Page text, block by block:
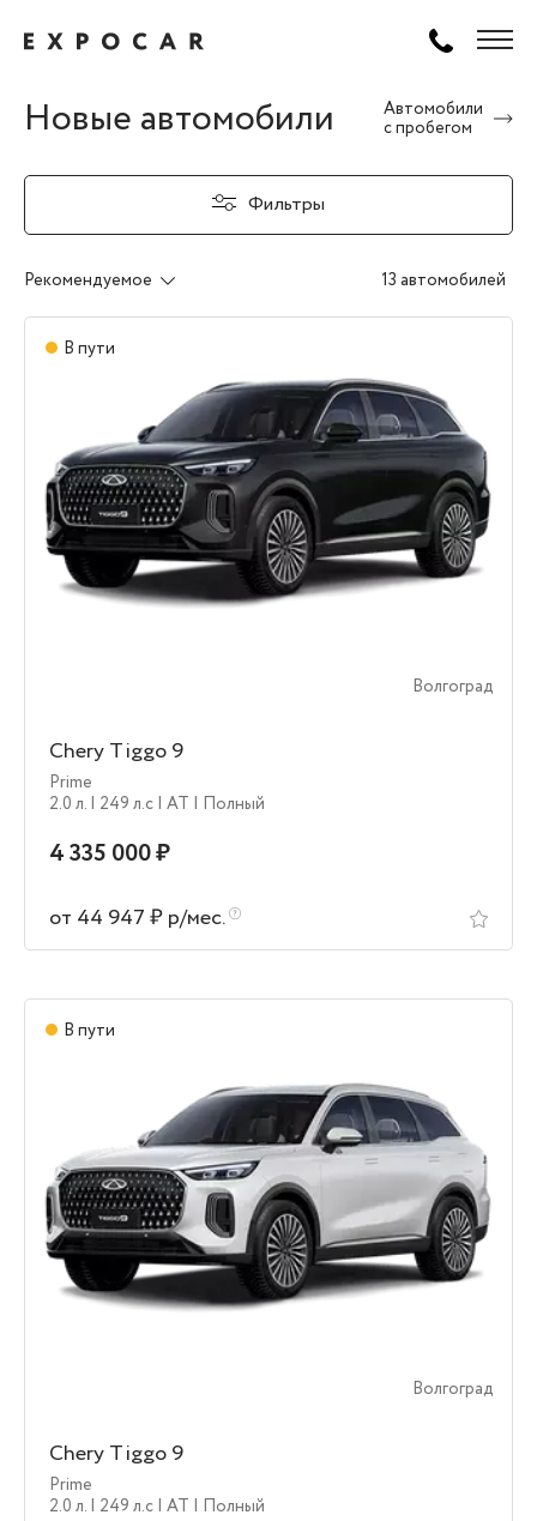
Новые автомобили
Автомобили
с пробегом
Фильтры
Рекомендуемое 13 автомобилей
В пути
Волгоград
Chery Tiggo 9
Prime
2.0 л. | 249 л.c | AT | Полный
4 335 000 ₽
от 44 947 ₽ р/мес.
В пути
Волгоград
Chery Tiggo 9
Prime
2.0 л. | 249 л.c | AT | Полный